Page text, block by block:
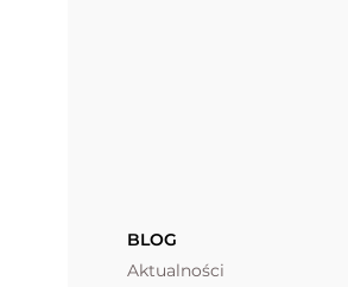
BLOG
Aktualności